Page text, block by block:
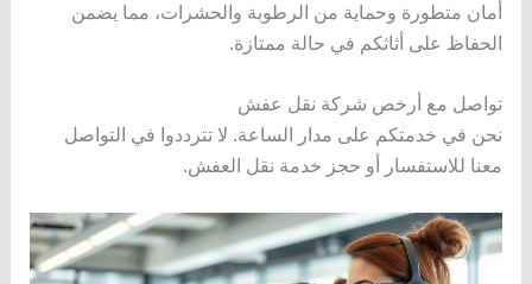
أمان متطورة وحماية من الرطوبة والحشرات، مما يضمن
الحفاظ على أثاثكم في حالة ممتازة.
تواصل مع أرخص شركة نقل عفش
نحن في خدمتكم على مدار الساعة. لا تترددوا في التواصل
معنا للاستفسار أو حجز خدمة نقل العفش.